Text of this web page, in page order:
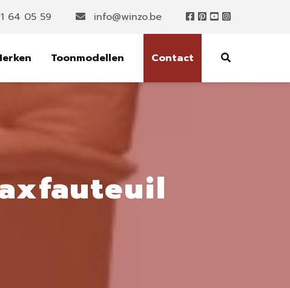
64 05 59 info@winzo.be
Toonmodellen Contact